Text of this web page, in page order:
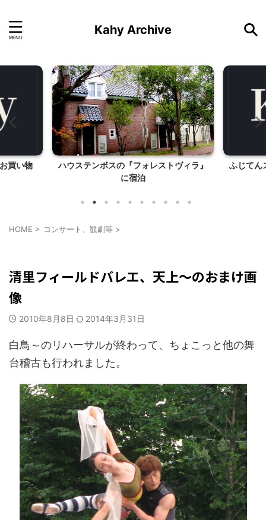
Kahy Archive
買い物
ハウステンボスの『フォレストヴィラ』
に宿泊
ふじて
HOME > コンサート、観劇等 >
清里フィールドバレエ、天上～のおまけ画
像
2010年8月8日 2014年3月31日
白鳥～のリハーサルが終わって、ちょこっと他の舞
台稽古も行われました。